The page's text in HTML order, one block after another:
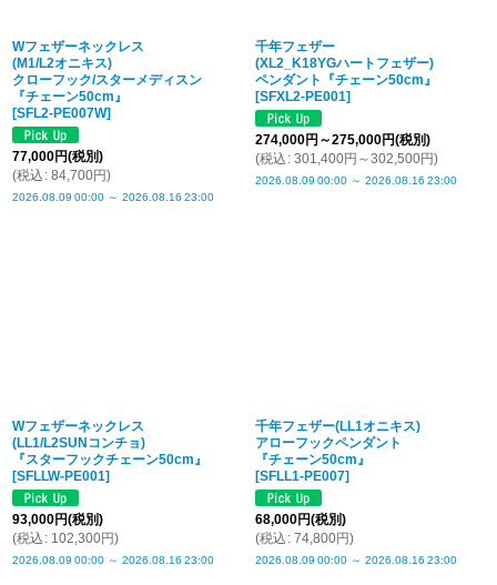
Wフェザーネックレス
(M1/L2オニキス)
クローフック/スターメディスン
『チェーン50cm』
[SFL2-PE007W]
77,000円(税別)
(税込 : 84,700円)
2026.08.09 00:00 ～ 2026.08.16 23:00
千年フェザー
(XL2_K18YGハートフェザー)
ペンダント『チェーン50cm』
[SFXL2-PE001]
274,000円 ～275,000円(税別)
(税込 : 301,400円 ～302,500円)
2026.08.09 00:00 ～ 2026.08.16 23:00
Wフェザーネックレス
(LL1/L2SUNコンチョ)
『スターフックチェーン50cm』
[SFLLW-PE001]
93,000円(税別)
(税込 : 102,300円)
2026.08.09 00:00 ～ 2026.08.16 23:00
千年フェザー(LL1オニキス)
アローフックペンダント
『チェーン50cm』
[SFLL1-PE007]
68,000円(税別)
(税込 : 74,800円)
2026.08.09 00:00 ～ 2026.08.16 23:00